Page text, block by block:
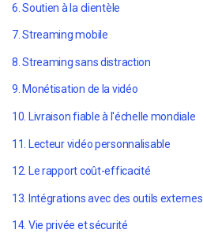
6. Soutien à la clientèle
7. Streaming mobile
8. Streaming sans distraction
9. Monétisation de la vidéo
10. Livraison fiable à l'échelle mondiale
11. Lecteur vidéo personnalisable
12. Le rapport coût-efficacité
13. Intégrations avec des outils externes
14. Vie privée et sécurité